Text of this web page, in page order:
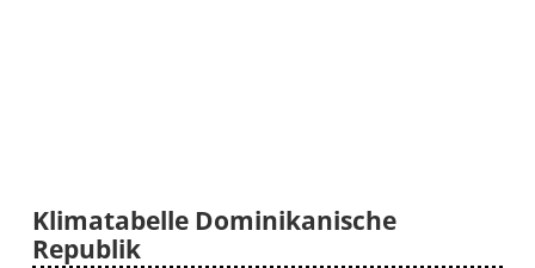
Klimatabelle Dominikanische
Republik